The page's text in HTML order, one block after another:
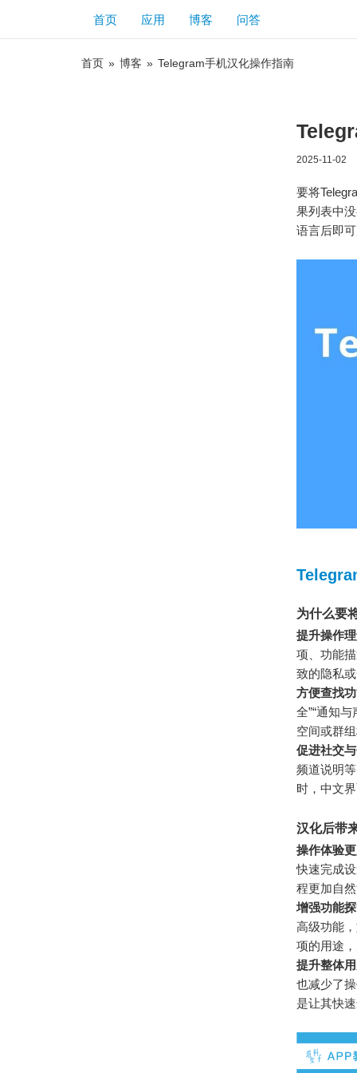
首页 应用 博客 问答
首页 » 博客 » Telegram手机汉化操作指南
2025-11-02
要将
果列表中
语言后即
为什么要
提升操作
项、功能
致的隐私
方便查找
全”“通知
空间或群
促进社交
频道说明
时，中文
汉化后带
操作体验
快速完成
程更加自
增强功能
高级功能
项的用途
提升整体
也减少了
是让其快